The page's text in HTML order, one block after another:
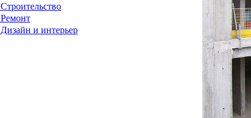
Строительство
Ремонт
Дизайн и интерьер